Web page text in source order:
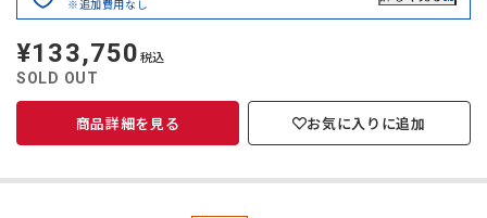
※追加費用なし
定
価
¥133,750 税込
SOLD OUT
商品詳細を見る お気に入りに追加